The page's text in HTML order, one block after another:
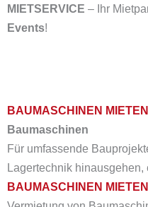
MIETSERVICE – Ihr
Events!
BAUMASCHINEN MIETEN
Baumaschinen
Für umfassende
Lagertechnik
BAUMASCHINEN MIETEN